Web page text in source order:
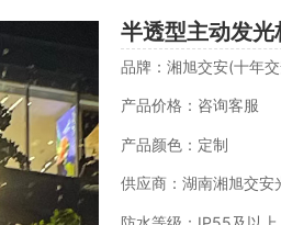
半透型主动发光
品牌：湘旭交安(十年
产品价格：咨询客服
产品颜色：定制
供应商：湖南湘旭交安